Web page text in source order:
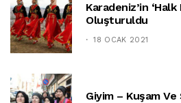
Karadeniz’in
Oluşturuldu
18 OCAK 2021
Giyim – Kuşam